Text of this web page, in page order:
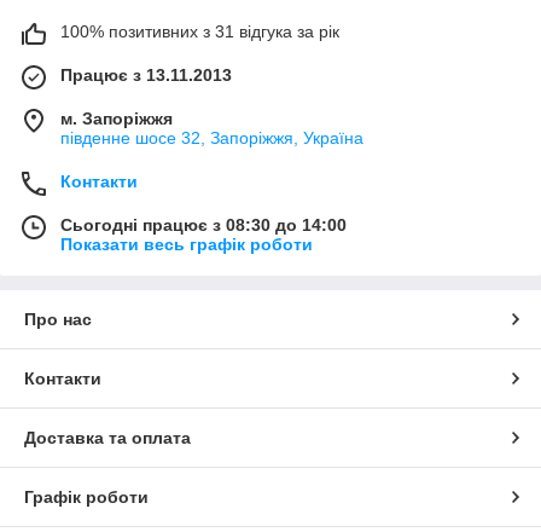
100% позитивних з 31 відгука за рік
Працює з 13.11.2013
м. Запоріжжя
південне шосе 32, Запоріжжя, Україна
Контакти
Сьогодні працює з 08:30 до 14:00
Показати весь графік роботи
Про нас
Контакти
Доставка та оплата
Графік роботи